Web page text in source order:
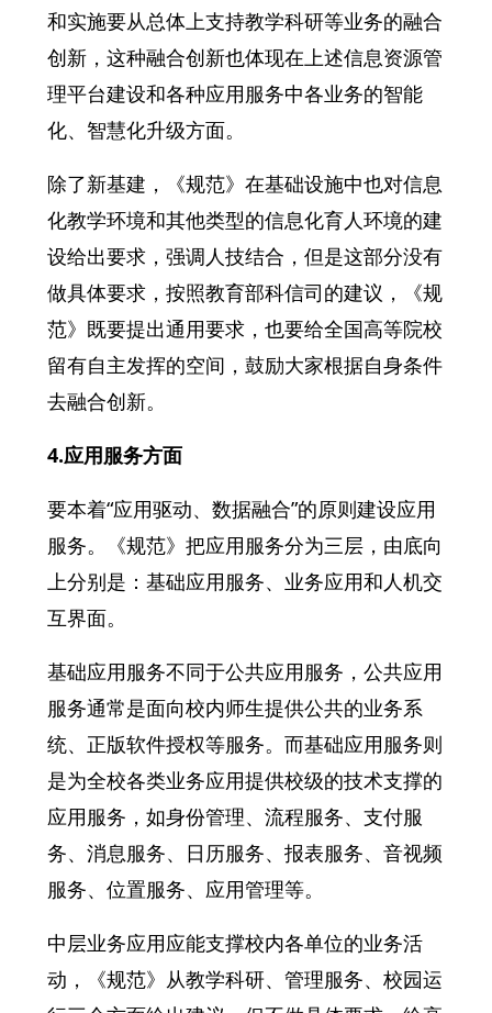
和实施要从总体上支持教学科研等业务的融合
创新，这种融合创新也体现在上述信息资源管
理平台建设和各种应用服务中各业务的智能
化、智慧化升级方面。
除了新基建，《规范》在基础设施中也对信息
化教学环境和其他类型的信息化育人环境的建
设给出要求，强调人技结合，但是这部分没有
做具体要求，按照教育部科信司的建议，《规
范》既要提出通用要求，也要给全国高等院校
留有自主发挥的空间，鼓励大家根据自身条件
去融合创新。
4.应用服务方面
要本着“应用驱动、数据融合”的原则建设应用
服务。《规范》把应用服务分为三层，由底向
上分别是：基础应用服务、业务应用和人机交
互界面。
基础应用服务不同于公共应用服务，公共应用
服务通常是面向校内师生提供公共的业务系
统、正版软件授权等服务。而基础应用服务则
是为全校各类业务应用提供校级的技术支撑的
应用服务，如身份管理、流程服务、支付服
务、消息服务、日历服务、报表服务、音视频
服务、位置服务、应用管理等。
中层业务应用应能支撑校内各单位的业务活
动，《规范》从教学科研、管理服务、校园运